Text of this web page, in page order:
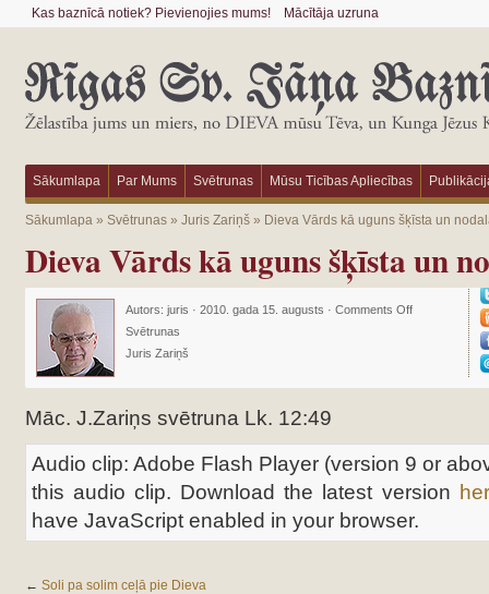
Kas baznīcā notiek? Pievienojies mums! Mācītāja uzruna
Sākumlapa Par Mums Svētrunas Mūsu Ticības Apliecības
Sākumlapa» Svētrunas» Juris Zariņš» Dieva Vārds kā uguns šķīsta un
Dieva Vārds kā uguns šķīsta un
Autors: juris · 2010. gada 15. augusts · Comments Off
Svētrunas
Juris Zariņš
Māc. J.Zariņs svētruna Lk. 12:49
Audio clip: Adobe Flash Player (version 9 or
this audio clip. Download the latest version
have JavaScript enabled in your browser.
← Soli pa solim ceļā pie Dieva